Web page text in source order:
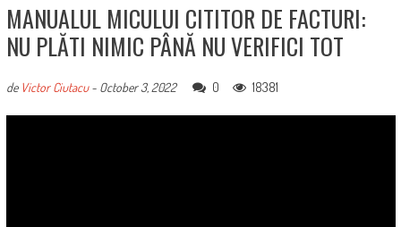
MANUALUL MICULUI CITITOR DE FACTURI:
NU PLĂTI NIMIC PÂNĂ NU VERIFICI TOT
de Victor Ciutacu- October 3, 2022 0 18381